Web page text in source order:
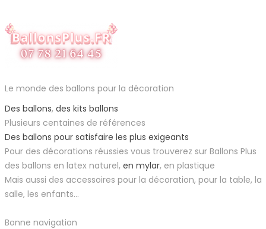
Le monde des ballons pour la décoration
Des ballons, des kits ballons
Plusieurs centaines de références
Des ballons pour satisfaire les plus exigeants
Pour des décorations réussies vous trouverez sur Ballons Plus
des ballons en latex naturel, en mylar, en plastique
Mais aussi des accessoires pour la décoration, pour la table, la
salle, les enfants...
Bonne navigation